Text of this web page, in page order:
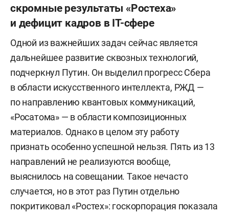
скромные результаты «Ростеха»
и дефицит кадров в IT-сфере
Одной из важнейших задач сейчас является
дальнейшее развитие сквозных технологий,
подчеркнул Путин. Он выделил прогресс Сбера
в области искусственного интеллекта, РЖД —
по направлению квантовых коммуникаций,
«Росатома» — в области композиционных
материалов. Однако в целом эту работу
признать особенно успешной нельзя. Пять из 13
направлений не реализуются вообще,
выяснилось на совещании. Такое нечасто
случается, но в этот раз Путин отдельно
покритиковал «Ростех»: госкорпорация показала